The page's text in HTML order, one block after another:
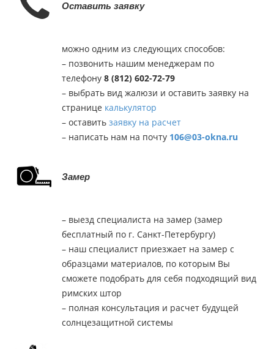
Оставить заявку
можно одним из следующих способов:
– позвонить нашим менеджерам по
телефону 8 (812) 602-72-79
– выбрать вид жалюзи и оставить заявку на
странице калькулятор
– оставить заявку на расчет
– написать нам на почту 106@03-okna.ru
Замер
– выезд специалиста на замер (замер
бесплатный по г. Санкт-Петербургу)
– наш специалист приезжает на замер с
образцами материалов, по которым Вы
сможете подобрать для себя подходящий вид
римских штор
– полная консультация и расчет будущей
солнцезащитной системы